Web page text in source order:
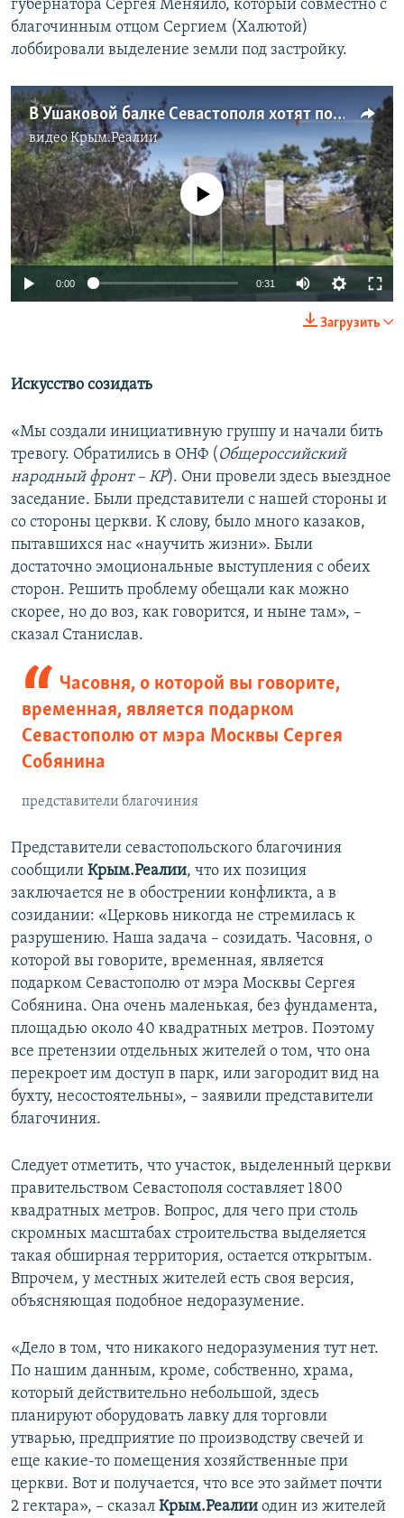
губернатора Сергея Меняйло, который совместно с
благочинным отцом Сергием (Халютой)
лоббировали выделение земли под застройку.
В Ушаковой балке Севастополя хотят построить часовню (видео)
видеоКрым.Реалии
No media source currently available
0:00 0:31
Загрузить
Искусство созидать
«Мы создали инициативную группу и начали бить
тревогу. Обратились в ОНФ ( Общероссийский
народный фронт – КР). Они провели здесь выездное
заседание. Были представители с нашей стороны и
со стороны церкви. К слову, было много казаков,
пытавшихся нас «научить жизни». Были
достаточно эмоциональные выступления с обеих
сторон. Решить проблему обещали как можно
скорее, но до воз, как говорится, и ныне там», –
сказал Станислав.
Часовня, о которой вы говорите,
временная, является подарком
Севастополю от мэра Москвы Сергея
Собянина
представители благочиния
Представители севастопольского благочиния
сообщили Крым.Реалии, что их позиция
заключается не в обострении конфликта, а в
созидании: «Церковь никогда не стремилась к
разрушению. Наша задача – созидать. Часовня, о
которой вы говорите, временная, является
подарком Севастополю от мэра Москвы Сергея
Собянина. Она очень маленькая, без фундамента,
площадью около 40 квадратных метров. Поэтому
все претензии отдельных жителей о том, что она
перекроет им доступ в парк, или загородит вид на
бухту, несостоятельны», – заявили представители
благочиния.
Следует отметить, что участок, выделенный церкви
правительством Севастополя составляет 1800
квадратных метров. Вопрос, для чего при столь
скромных масштабах строительства выделяется
такая обширная территория, остается открытым.
Впрочем, у местных жителей есть своя версия,
объясняющая подобное недоразумение.
«Дело в том, что никакого недоразумения тут нет.
По нашим данным, кроме, собственно, храма,
который действительно небольшой, здесь
планируют оборудовать лавку для торговли
утварью, предприятие по производству свечей и
еще какие-то помещения хозяйственные при
церкви. Вот и получается, что все это займет почти
2 гектара», – сказал Крым.Реалии один из жителей